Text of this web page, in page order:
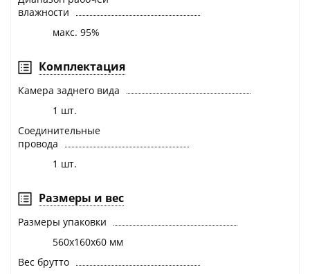
влажности
макс. 95%
Комплектация
Камера заднего вида
1 шт.
Соединительные
провода
1 шт.
Размеры и вес
Размеры упаковки
560х160х60 мм
Вес брутто